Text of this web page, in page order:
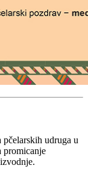
udruga u
promicanje